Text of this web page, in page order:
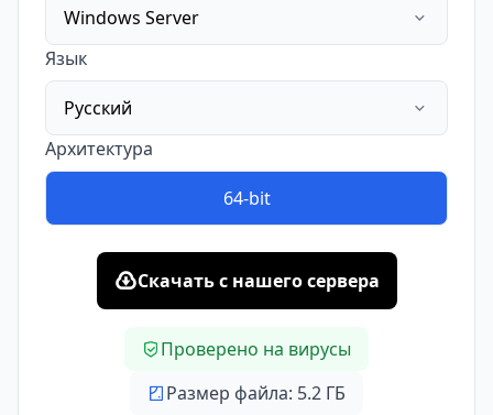
Windows Server
Язык
Русский
Архитектура
64-bit
Скачать с нашего сервера
Проверено на вирусы
Размер файла: 5.2 ГБ